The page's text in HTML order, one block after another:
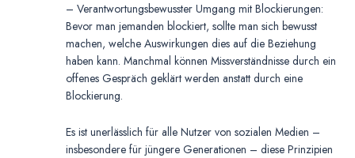
– Verantwortungsbewusster Umgang mit Blockierungen:
Bevor man jemanden blockiert, sollte man sich bewusst
machen, welche Auswirkungen dies auf die Beziehung
haben kann. Manchmal können Missverständnisse durch ein
offenes Gespräch geklärt werden anstatt durch eine
Blockierung.
Es ist unerlässlich für alle Nutzer von sozialen Medien –
insbesondere für jüngere Generationen – diese Prinzipien